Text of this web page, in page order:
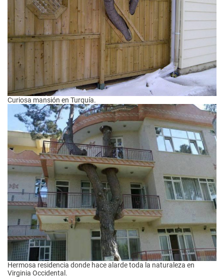
Curiosa mansión en Turquía.
Hermosa residencia donde hace alarde toda la naturaleza en
Virginia Occidental.